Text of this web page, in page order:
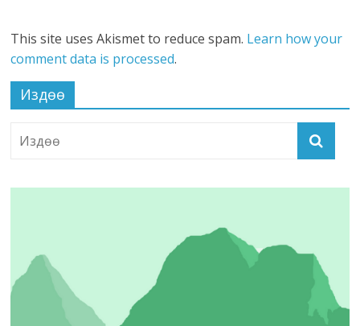
This site uses Akismet to reduce spam. Learn how your
comment data is processed.
Издөө